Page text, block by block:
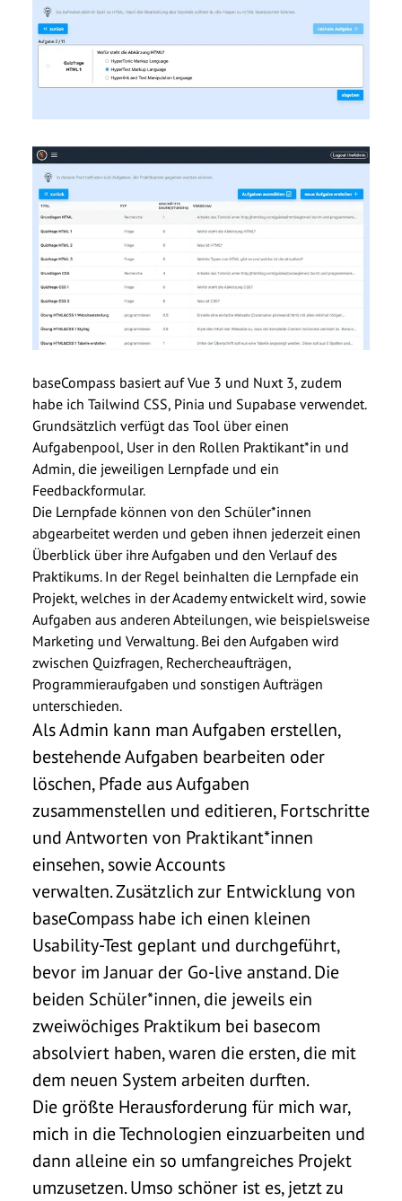
baseCompass basiert auf Vue 3 und Nuxt 3, zudem
habe ich Tailwind CSS, Pinia und Supabase verwendet.
Grundsätzlich verfügt das Tool über einen
Aufgabenpool, User in den Rollen Praktikant*in und
Admin, die jeweiligen Lernpfade und ein
Feedbackformular.
Die Lernpfade können von den Schüler*innen
abgearbeitet werden und geben ihnen jederzeit einen
Überblick über ihre Aufgaben und den Verlauf des
Praktikums. In der Regel beinhalten die Lernpfade ein
Projekt, welches in der Academy entwickelt wird, sowie
Aufgaben aus anderen Abteilungen, wie beispielsweise
Marketing und Verwaltung. Bei den Aufgaben wird
zwischen Quizfragen, Rechercheaufträgen,
Programmieraufgaben und sonstigen Aufträgen
unterschieden.
Als Admin kann man Aufgaben erstellen,
bestehende Aufgaben bearbeiten oder
löschen, Pfade aus Aufgaben
zusammenstellen und editieren, Fortschritte
und Antworten von Praktikant*innen
einsehen, sowie Accounts
verwalten.Zusätzlich zur Entwicklung von
baseCompass habe ich einen kleinen
Usability-Test geplant und durchgeführt,
bevor im Januar der Go-live anstand. Die
beiden Schüler*innen, die jeweils ein
zweiwöchiges Praktikum bei basecom
absolviert haben, waren die ersten, die mit
dem neuen System arbeiten durften.
Die größte Herausforderung für mich war,
mich in die Technologien einzuarbeiten und
dann alleine ein so umfangreiches Projekt
umzusetzen. Umso schöner ist es, jetzt zu